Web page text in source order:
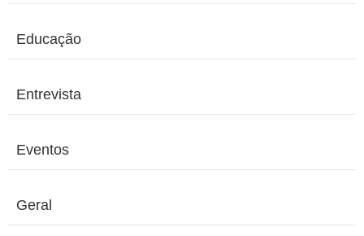
Educação
Entrevista
Eventos
Geral